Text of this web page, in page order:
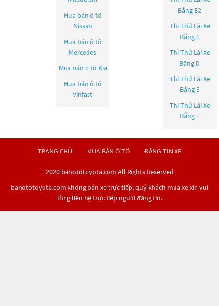
Mua bán ô tô
Nissan
Mua bán ô tô
Mercedes
Mua bán ô tô Kia
Mua bán ô tô
Vinfast
Bằng B2
Thi Thử Lái Xe
Bằng C
Thi Thử Lái Xe
Bằng D
Thi Thử Lái Xe
Bằng E
Thi Thử Lái Xe
Bằng F
TRANG CHỦ MUA BÁN Ô TÔ ĐĂNG TIN XE
2020 banototoyota.com All Rights Reserved
banototoyota.com không bán xe trực tiếp, quý khách mua xe xin vui
lòng liên hệ trực tiếp người đăng tin.